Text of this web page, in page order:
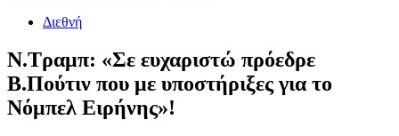
Διεθνή
N.Τραμπ: «Σε ευχαριστώ πρόεδρε
Β.Πούτιν που με υποστήριξες για το
Νόμπελ Ειρήνης»!